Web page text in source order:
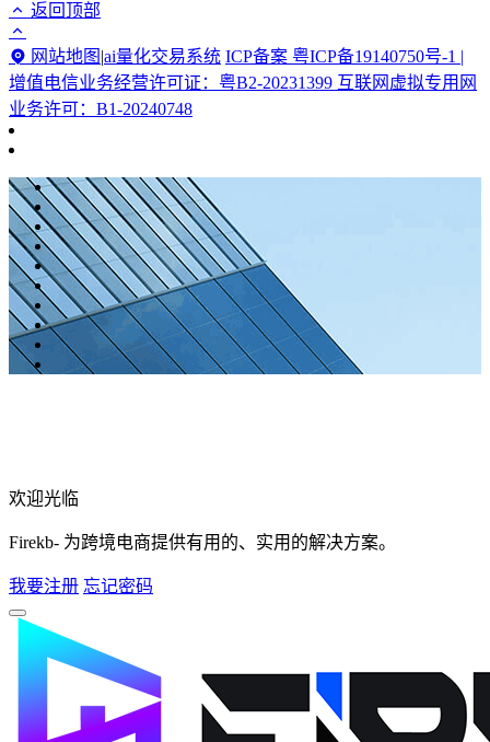
返回顶部
网站地图 |ai量化交易系统 ICP备案 粤ICP备19140750号-1 |
增值电信业务经营许可证：粤B2-20231399 互联网虚拟专用网
业务许可：B1-20240748
欢迎光临
Firekb- 为跨境电商提供有用的、实用的解决方案。
我要注册 忘记密码